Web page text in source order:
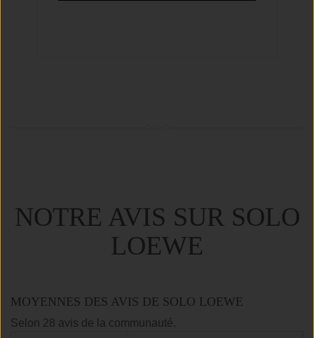
NOTRE AVIS SUR SOLO
LOEWE
MOYENNES DES AVIS DE SOLO LOEWE
Selon 28 avis de la communauté.